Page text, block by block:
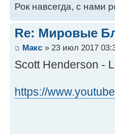
Рок навсегда, с нами
Re: Мировые
Макс » 23 июл 2017
Scott Henderson -
https://